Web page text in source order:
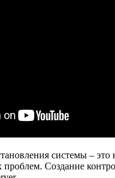
системы –
Создание